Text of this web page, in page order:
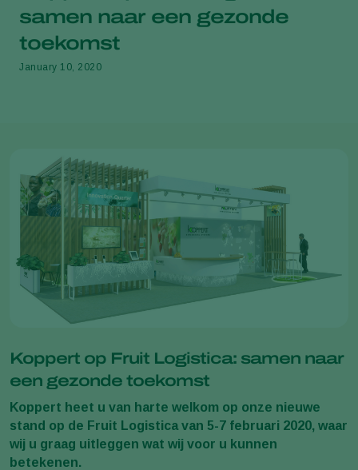
samen naar een gezonde
toekomst
January 10, 2020
Koppert op Fruit Logistica: samen naar
een gezonde toekomst
Koppert heet u van harte welkom op onze nieuwe
stand op de Fruit Logistica van 5-7 februari 2020, waar
wij u graag uitleggen wat wij voor u kunnen
betekenen.